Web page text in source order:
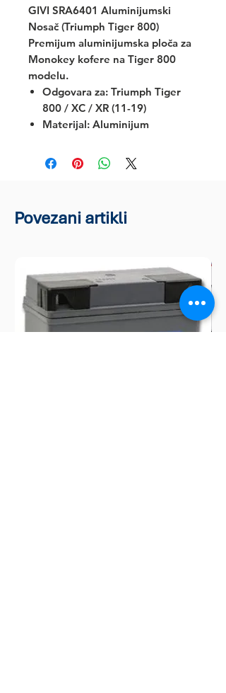
GIVI SRA6401 Aluminijumski
Nosač (Triumph Tiger 800)
Premijum aluminijumska ploča za
Monokey kofere na Tiger 800
modelu.
Odgovara za: Triumph Tiger
800 / XC / XR (11-19)
Materijal: Aluminijum
Povezani artikli